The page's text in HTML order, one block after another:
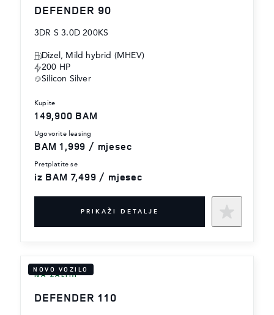
DEFENDER 90
3DR S 3.0D 200KS
Dizel, Mild hybrid (MHEV)
200 HP
Silicon Silver
kupite
149,900 BAM
ugovorite leasing
BAM 1,999 / mjesec
pretplatite se
iz BAM 7,499 / mjesec
PRIKAŽI DETALJE
NOVO VOZILO
NA ZALIHI
DEFENDER 110